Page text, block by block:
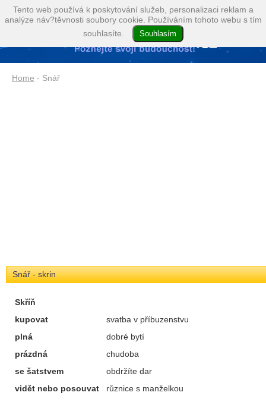
Home - Snář
Snář - skrin
Skříň
kupovat
svatba v příbuzenstvu
plná
dobré bytí
prázdná
chudoba
se šatstvem
obdržíte dar
vidět nebo posouvat
různice s manželkou
Tento web používá k poskytování služeb, personalizaci reklam a
analýze náv?těvnosti soubory cookie. Používáním tohoto webu s tím
souhlasíte.